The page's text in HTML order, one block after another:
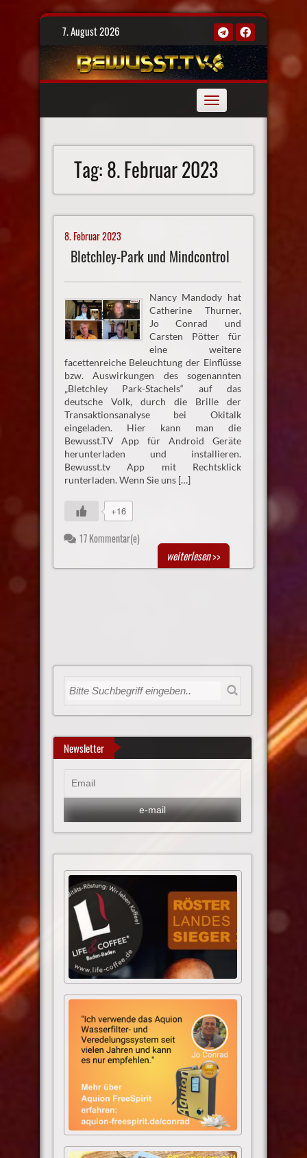
Skip
7. August 2026
Toggle
navigation
Tag:8. Februar 2023
8. Februar 2023
Bletchley-Park und Mindcontrol
Nancy Mandody hat
Catherine Thurner,
Jo Conrad und
Carsten Pötter für
eine weitere
facettenreiche Beleuchtung der Einflüsse
bzw. Auswirkungen des sogenannten
„Bletchley Park-Stachels“ auf das
deutsche Volk, durch die Brille der
Transaktionsanalyse bei Okitalk
eingeladen. Hier kann man die
Bewusst.TV App für Android Geräte
herunterladen und installieren.
Bewusst.tv App mit Rechtsklick
runterladen. Wenn Sie uns […]
+16
17 Kommentar(e)
weiterlesen>>
Newsletter